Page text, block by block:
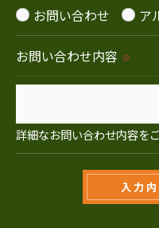
＜個人情報を与えなか
必要な情報を頂けな
のサービスをご提供で
予めご了承ください。
＜個人情報の開示･訂
いて＞
当社では、お客様の
用停止の手続を定め
お問い合わせ ア
お問い合わせ内容 ※
詳細なお問い合わせ内容を